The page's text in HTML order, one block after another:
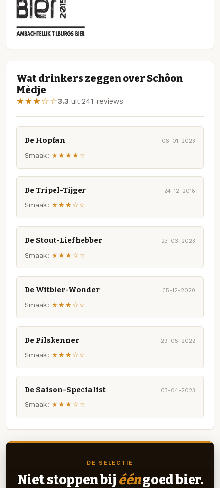
Wat drinkers zeggen over Schôon
Mèdje
★★★☆☆3.3 uit 241 reviews
De Hopfan 06-01-2023
Smaak: ★★★★☆
De Tripel-Tijger 24-12-2018
Smaak: ★★★☆☆
De Stout-Liefhebber 23-03-2023
Smaak: ★★★☆☆
De Witbier-Wonder 05-12-2020
Smaak: ★★★☆☆
De Pilskenner 29-05-2022
Smaak: ★★★☆☆
De Saison-Specialist 03-04-2023
Smaak: ★★★☆☆
DE SELECTIE
Niet stoppen bij ééngoed bier.